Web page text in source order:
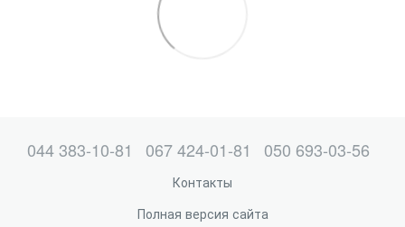
044 383-10-81 067 424-01-81 050 693-03-56
Контакты
Полная версия сайта